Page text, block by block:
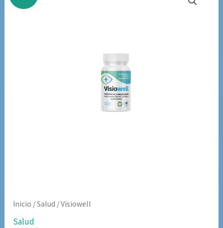
Inicio /Salud / Visiowell
Salud